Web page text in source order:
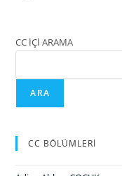
CC İÇİ ARAMA
ARA
CC BÖLÜMLERİ